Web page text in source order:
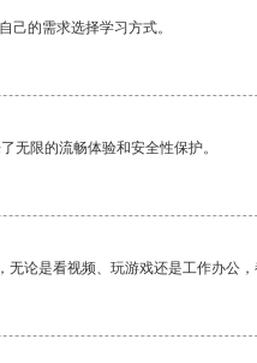
己的需求选择学习方式。
无限的流畅体验和安全性保护。
论是看视频、玩游戏还是工作办公